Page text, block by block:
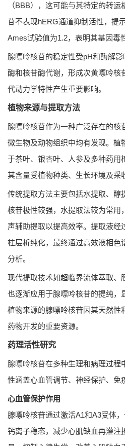
（BBB），这可能与其特定的转
苷不表现hERG通道抑制活性，提
Ames试验值为1.2，表明其基因毒
腺嘌呤核苷的稳定性受pH和酶解
酶和核苷酶代谢，形成次黄嘌呤核
代动力学特性产生重要影响。
植物来源与提取方法
腺嘌呤核苷作为一种广泛存在的核
微生物及动物组织中均有发现。植
于茶叶、银杏叶、人参及多种药用
其含量受植物种类、生长环境及采
传统提取方法主要包括水提取、醇
核苷极性较强，水提取法较为常用
声辅助提取以提高效率。提取液经
柱层析纯化，最终通过高效液相色
分析。
现代提取技术如超临界流体萃取、
也逐渐应用于腺嘌呤核苷的提纯，
植物来源的腺嘌呤核苷因其天然性
药物开发的重要资源。
药理活性研究
腺嘌呤核苷在多种生理和病理过程
性涵盖心血管调节、神经保护、免
心血管保护作用
腺嘌呤核苷通过激活A1和A3受体
钙离子稳态，减少心肌缺血再灌注